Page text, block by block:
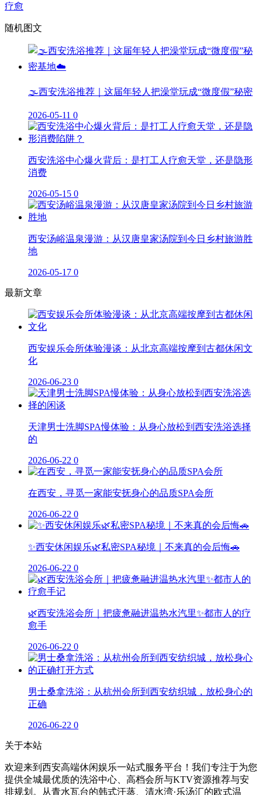
疗愈
随机图文
🌫️西安洗浴推荐｜这届年轻人把澡堂玩成“微度假”秘密
2026-05-11 0
西安洗浴中心爆火背后：是打工人疗愈天堂，还是隐形
消费
2026-05-15 0
西安汤峪温泉漫游：从汉唐皇家汤院到今日乡村旅游胜
地
2026-05-17 0
最新文章
西安娱乐会所体验漫谈：从北京高端按摩到古都休闲文
化
2026-06-23 0
天津男士洗脚SPA慢体验：从身心放松到西安洗浴选择
的
2026-06-22 0
在西安，寻觅一家能安抚身心的品质SPA会所
2026-06-22 0
✨西安休闲娱乐🌿私密SPA秘境｜不来真的会后悔🚗
2026-06-22 0
🌿西安洗浴会所｜把疲惫融进温热水汽里✨都市人的疗
愈手
2026-06-22 0
男士桑拿洗浴：从杭州会所到西安纺织城，放松身心的
正确
2026-06-22 0
关于本站
欢迎来到西安高端休闲娱乐一站式服务平台！我们专注于为您
提供全城最优质的洗浴中心、高档会所与KTV资源推荐与安
排规划。从青水瓦台的韩式汗蒸、清水湾·乐汤汇的欧式温